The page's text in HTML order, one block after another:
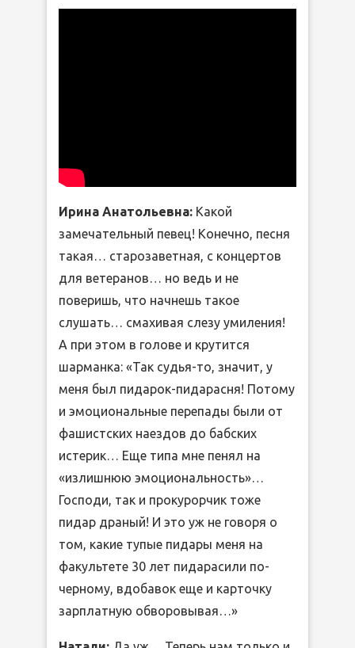
Ирина Анатольевна: Какой
замечательный певец! Конечно, песня
такая… старозаветная, с концертов
для ветеранов… но ведь и не
поверишь, что начнешь такое
слушать… смахивая слезу умиления!
А при этом в голове и крутится
шарманка: «Так судья-то, значит, у
меня был пидарок-пидарасня! Потому
и эмоциональные перепады были от
фашистских наездов до бабских
истерик… Еще типа мне пенял на
«излишнюю эмоциональность»…
Господи, так и прокурорчик тоже
пидар драный! И это уж не говоря о
том, какие тупые пидары меня на
факультете 30 лет пидарасили по-
черному, вдобавок еще и карточку
зарплатную обворовывая…»